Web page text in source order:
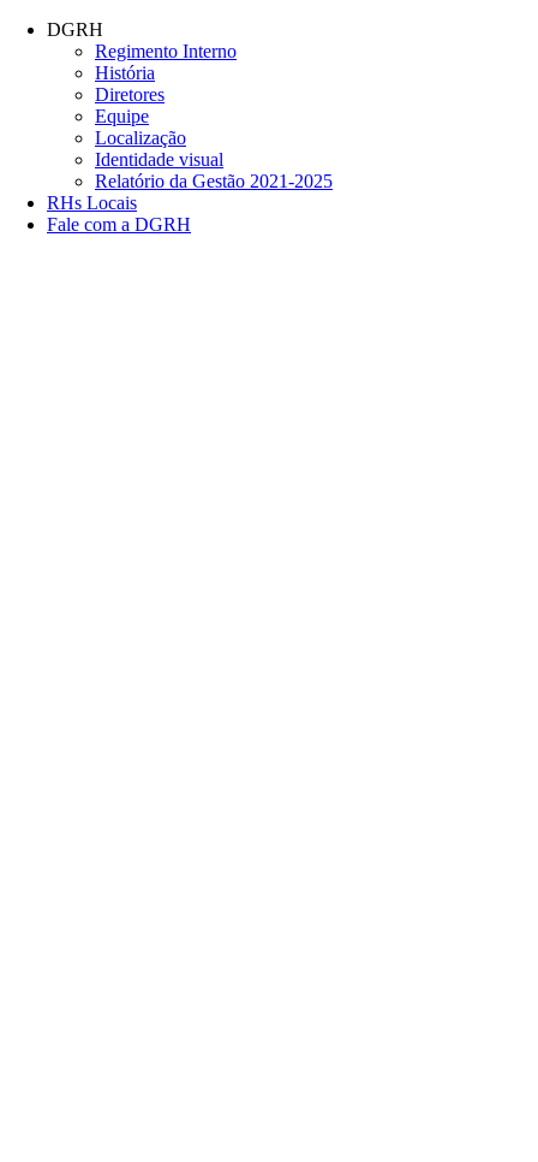
Conteúdo principal
DGRH
Regimento Interno
História
Diretores
Equipe
Localização
Identidade visual
Relatório da Gestão 2021-2025
RHs Locais
Fale com a DGRH